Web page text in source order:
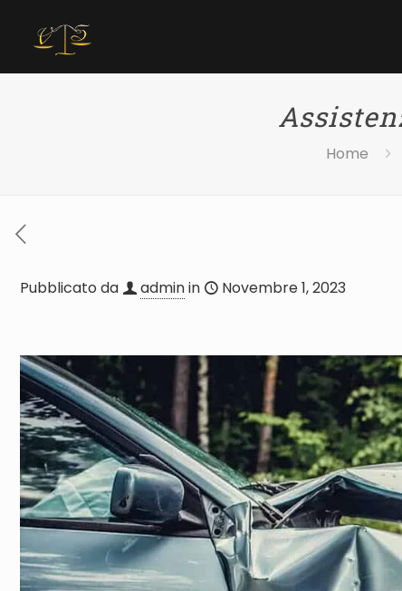
Home
Pubblicato da adminin Novembre 1, 2023